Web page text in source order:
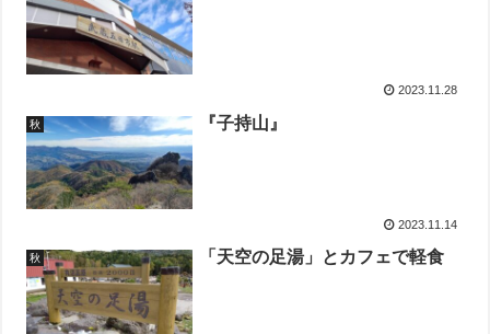
2023.11.28
秋 『子持山』
2023.11.14
秋 「天空の足湯」とカフェで軽食